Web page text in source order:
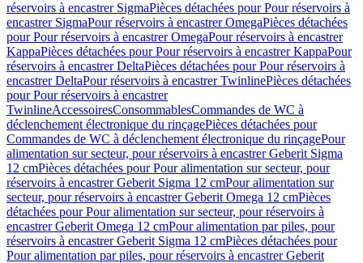
réservoirs à encastrer SigmaPièces détachées pour Pour réservoirs à
encastrer SigmaPour réservoirs à encastrer OmegaPièces détachées
pour Pour réservoirs à encastrer OmegaPour réservoirs à encastrer
KappaPièces détachées pour Pour réservoirs à encastrer KappaPour
réservoirs à encastrer DeltaPièces détachées pour Pour réservoirs à
encastrer DeltaPour réservoirs à encastrer TwinlinePièces détachées
pour Pour réservoirs à encastrer
TwinlineAccessoiresConsommablesCommandes de WC à
déclenchement électronique du rinçagePièces détachées pour
Commandes de WC à déclenchement électronique du rinçagePour
alimentation sur secteur, pour réservoirs à encastrer Geberit Sigma
12 cmPièces détachées pour Pour alimentation sur secteur, pour
réservoirs à encastrer Geberit Sigma 12 cmPour alimentation sur
secteur, pour réservoirs à encastrer Geberit Omega 12 cmPièces
détachées pour Pour alimentation sur secteur, pour réservoirs à
encastrer Geberit Omega 12 cmPour alimentation par piles, pour
réservoirs à encastrer Geberit Sigma 12 cmPièces détachées pour
Pour alimentation par piles, pour réservoirs à encastrer Geberit